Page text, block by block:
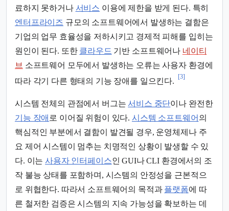
료하지 못하거나 서비스 이용에 제한을 받게 된다. 특히
엔터프라이즈 규모의 소프트웨어에서 발생하는 결함은
기업의 업무 효율성을 저하시키고 경제적 피해를 입히는
원인이 된다. 또한 클라우드 기반 소프트웨어나 네이티
브 소프트웨어 모두에서 발생하는 오류는 사용자 환경에
따라 각기 다른 형태의 기능 장애를 일으킨다.
[3]
시스템 전체의 관점에서 버그는서비스 중단이나 완전한
기능 장애 로 이어질 위험이 있다. 시스템 소프트웨어 의
핵심적인 부분에서 결함이 발견될 경우, 운영체제나 주
요 제어 시스템이 멈추는 치명적인 상황이 발생할 수 있
다. 이는사용자 인터페이스인 GUI나 CLI 환경에서의 조
작 불능 상태를 포함하며, 시스템의 안정성을 근본적으
로 위협한다. 따라서 소프트웨어의 목적과 플랫폼에 따
른 철저한 검증은 시스템의 지속 가능성을 확보하는 데